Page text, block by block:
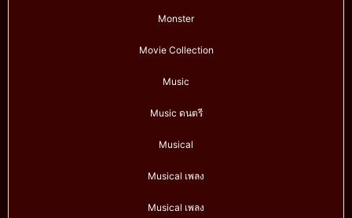
Monster
Movie Collection
Music
Music ดนตรี
Musical
Musical เพลง
Musical เพลง